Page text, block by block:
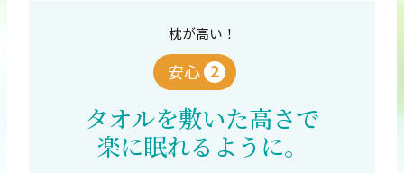
枕が高い！
安心 2
タオルを敷いた高さで
楽に眠れるように。